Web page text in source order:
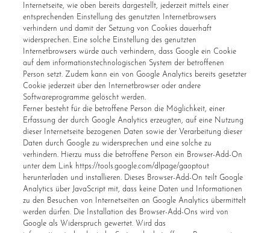
Internetseite, wie oben bereits dargestellt, jederzeit mittels einer
entsprechenden Einstellung des genutzten Internetbrowsers
verhindern und damit der Setzung von Cookies dauerhaft
widersprechen. Eine solche Einstellung des genutzten
Internetbrowsers würde auch verhindern, dass Google ein Cookie
auf dem informationstechnologischen System der betroffenen
Person setzt. Zudem kann ein von Google Analytics bereits gesetzter
Cookie jederzeit über den Internetbrowser oder andere
Softwareprogramme gelöscht werden.
Ferner besteht für die betroffene Person die Möglichkeit, einer
Erfassung der durch Google Analytics erzeugten, auf eine Nutzung
dieser Internetseite bezogenen Daten sowie der Verarbeitung dieser
Daten durch Google zu widersprechen und eine solche zu
verhindern. Hierzu muss die betroffene Person ein Browser-Add-On
unter dem Link https://tools.google.com/dlpage/gaoptout
herunterladen und installieren. Dieses Browser-Add-On teilt Google
Analytics über JavaScript mit, dass keine Daten und Informationen
zu den Besuchen von Internetseiten an Google Analytics übermittelt
werden dürfen. Die Installation des Browser-Add-Ons wird von
Google als Widerspruch gewertet. Wird das